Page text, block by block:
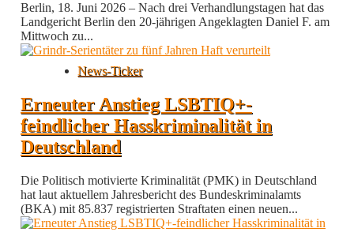
Berlin, 18. Juni 2026 – Nach drei Verhandlungstagen hat das
Landgericht Berlin den 20-jährigen Angeklagten Daniel F. am
Mittwoch zu...
News-Ticker
Erneuter Anstieg LSBTIQ+-
feindlicher Hasskriminalität in
Deutschland
Die Politisch motivierte Kriminalität (PMK) in Deutschland
hat laut aktuellem Jahresbericht des Bundeskriminalamts
(BKA) mit 85.837 registrierten Straftaten einen neuen...